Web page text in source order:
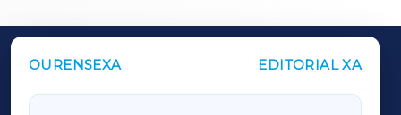
OURENSEXA EDITORIAL XA
OUTROS PERIÓDICOS